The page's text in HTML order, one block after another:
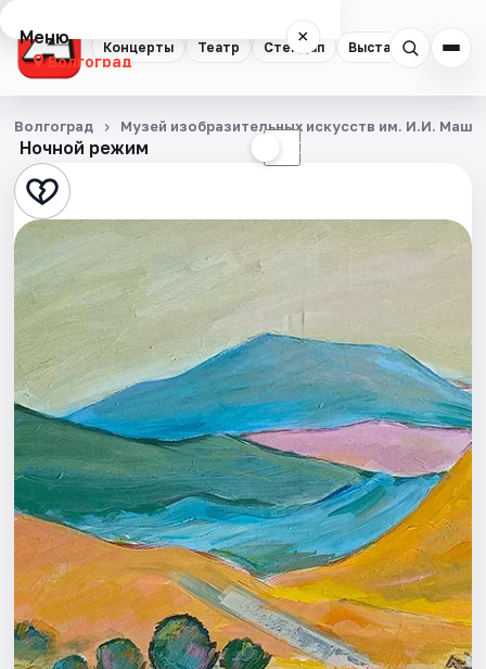
Концерты Театр Стендап Выставки
Меню ×
Волгоград
Концерты
Театр
Стендап
Выставки
Квесты
Экскурсии
Спорт
События
Города
Площадки
Артисты
Ночной режим ☾
Волгоград Музей изобразительных искусств им. И.И.